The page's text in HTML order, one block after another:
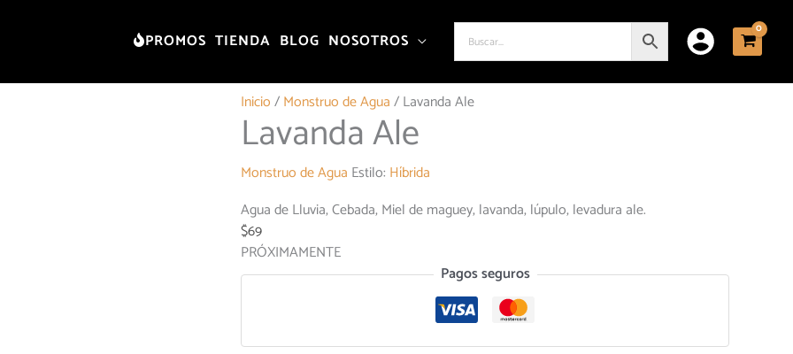
PROMOS TIENDA BLOG NOSOTROS
Inicio/Monstruo de Agua/ Lavanda Ale
Lavanda Ale
Monstruo de Agua Estilo: Híbrida
Agua de Lluvia, Cebada, Miel de maguey, lavanda, lúpulo, levadura ale.
$69
PRÓXIMAMENTE
Pagos seguros